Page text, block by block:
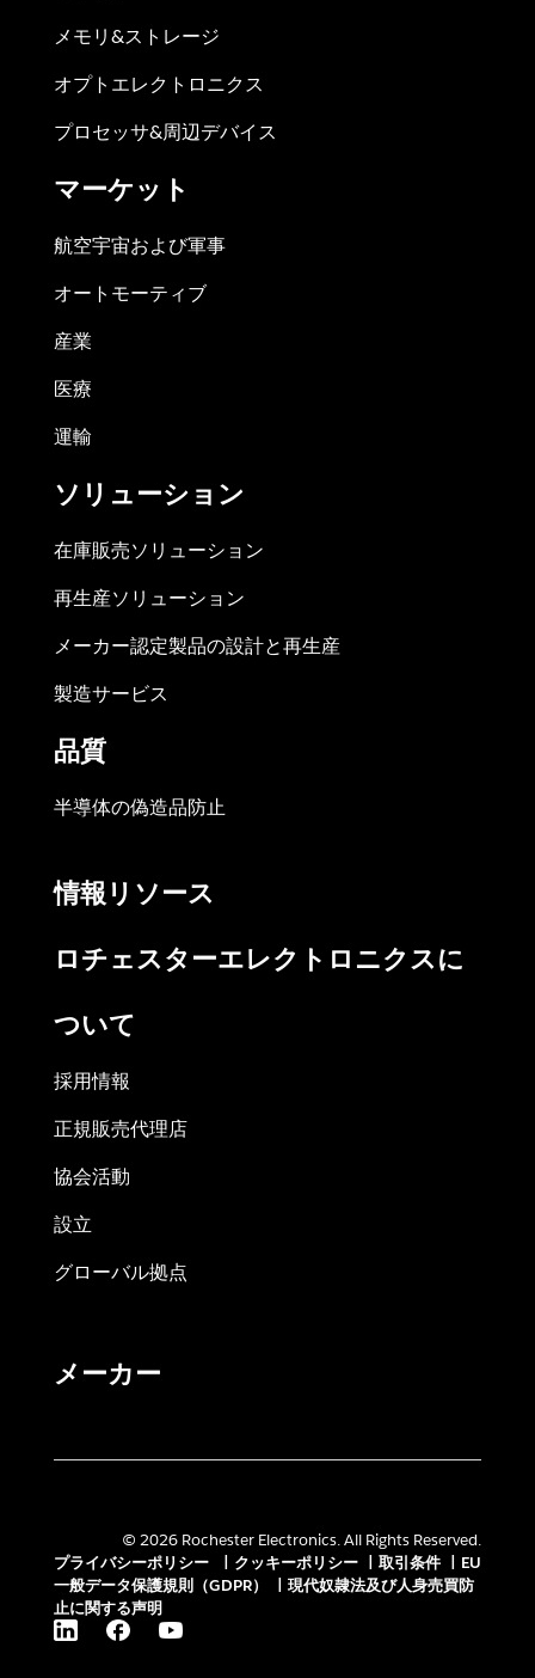
メモリ&ストレージ
オプトエレクトロニクス
プロセッサ&周辺デバイス
マーケット
航空宇宙および軍事
オートモーティブ
産業
医療
運輸
ソリューション
在庫販売ソリューション
再生産ソリューション
メーカー認定製品の設計と再生産
製造サービス
品質
半導体の偽造品防止
情報リソース
ロチェスターエレクトロニクスに
ついて
採用情報
正規販売代理店
協会活動
設立
グローバル拠点
メーカー
© 2026 Rochester Electronics. All Rights Reserved.
プライバシーポリシー
クッキーポリシー 取引条件
EU
一般データ保護規則（GDPR）
現代奴隷法及び人身売買防
止に関する声明